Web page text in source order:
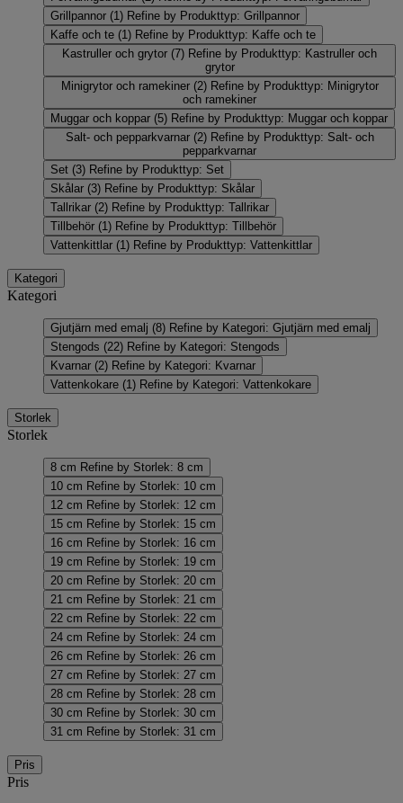
Grillpannor (1) Refine by Produkttyp: Grillpannor
Kaffe och te (1) Refine by Produkttyp: Kaffe och te
Kastruller och grytor (7) Refine by Produkttyp: Kastruller och
grytor
Minigrytor och ramekiner (2) Refine by Produkttyp: Minigrytor
och ramekiner
Muggar och koppar (5) Refine by Produkttyp: Muggar och koppar
Salt- och pepparkvarnar (2) Refine by Produkttyp: Salt- och
pepparkvarnar
Set (3) Refine by Produkttyp: Set
Skålar (3) Refine by Produkttyp: Skålar
Tallrikar (2) Refine by Produkttyp: Tallrikar
Tillbehör (1) Refine by Produkttyp: Tillbehör
Vattenkittlar (1) Refine by Produkttyp: Vattenkittlar
Kategori
Kategori
Gjutjärn med emalj (8) Refine by Kategori: Gjutjärn med emalj
Stengods (22) Refine by Kategori: Stengods
Kvarnar (2) Refine by Kategori: Kvarnar
Vattenkokare (1) Refine by Kategori: Vattenkokare
Storlek
Storlek
8 cm Refine by Storlek: 8 cm
10 cm Refine by Storlek: 10 cm
12 cm Refine by Storlek: 12 cm
15 cm Refine by Storlek: 15 cm
16 cm Refine by Storlek: 16 cm
19 cm Refine by Storlek: 19 cm
20 cm Refine by Storlek: 20 cm
21 cm Refine by Storlek: 21 cm
22 cm Refine by Storlek: 22 cm
24 cm Refine by Storlek: 24 cm
26 cm Refine by Storlek: 26 cm
27 cm Refine by Storlek: 27 cm
28 cm Refine by Storlek: 28 cm
30 cm Refine by Storlek: 30 cm
31 cm Refine by Storlek: 31 cm
Pris
Pris